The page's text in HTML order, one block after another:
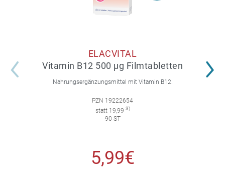
ELACVITAL
Vitamin B12 500 µg Filmtabletten
Nahrungsergänzungsmittel mit Vitamin B12.
PZN 19222654
statt 19,99 3)
90 ST
5,99€